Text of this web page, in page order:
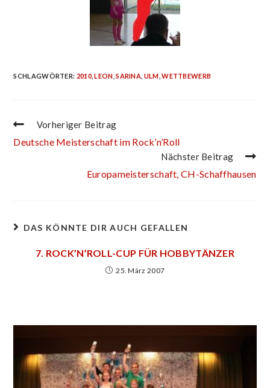
SCHLAGWÖRTER: 2010, LEON SARINA ULM WETTBEWERB
Vorheriger Beitrag
Deutsche Meisterschaft im Rock’n’Roll
Nächster Beitrag
Europameisterschaft, CH-Schaffhausen
DAS KÖNNTE DIR AUCH GEFALLEN
7. ROCK’N’ROLL-CUP FÜR HOBBYTÄNZER
25. März 2007